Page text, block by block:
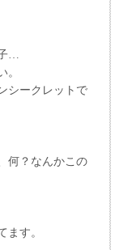
…
。
シークレットで
何？なんかこの
ます。